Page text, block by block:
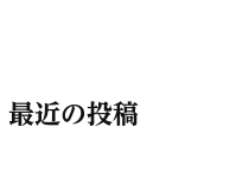
最近の投稿